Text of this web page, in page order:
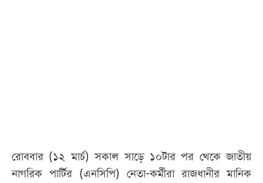
রোববার (১২ মার্চ) সকাল সাড়ে ১০টার পর থেকে জাতীয়
নাগরিক পার্টির (এনসিপি) নেতা-কর্মীরা রাজধানীর মানিক